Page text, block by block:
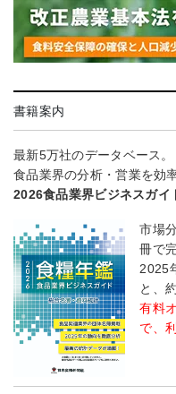
書籍案内
最新5万社のデータベース。
食品業界の分析・営業を効
2026食品業界ビジネスガイ
市場
冊で
2025
と、
有料
で、